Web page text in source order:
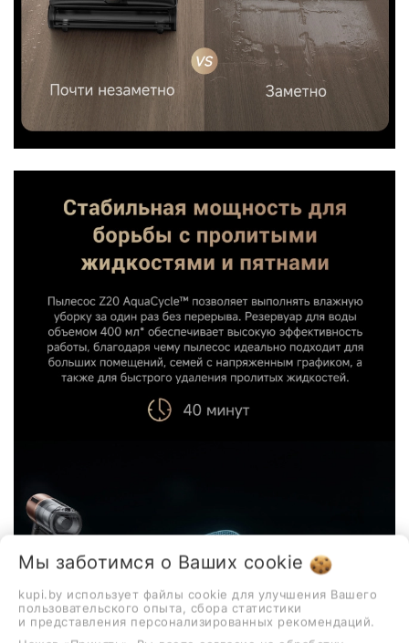
Мы заботимся о Ваших cookie
kupi.by использует файлы cookie для улучшения Вашего
пользовательского опыта, сбора статистики
и представления персонализированных рекомендаций.